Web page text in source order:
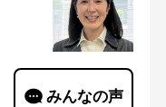
みんなの声